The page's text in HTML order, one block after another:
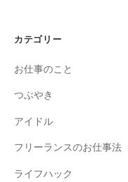
カテゴリー
お仕事のこと
つぶやき
アイドル
フリーランスのお仕事法
ライフハック